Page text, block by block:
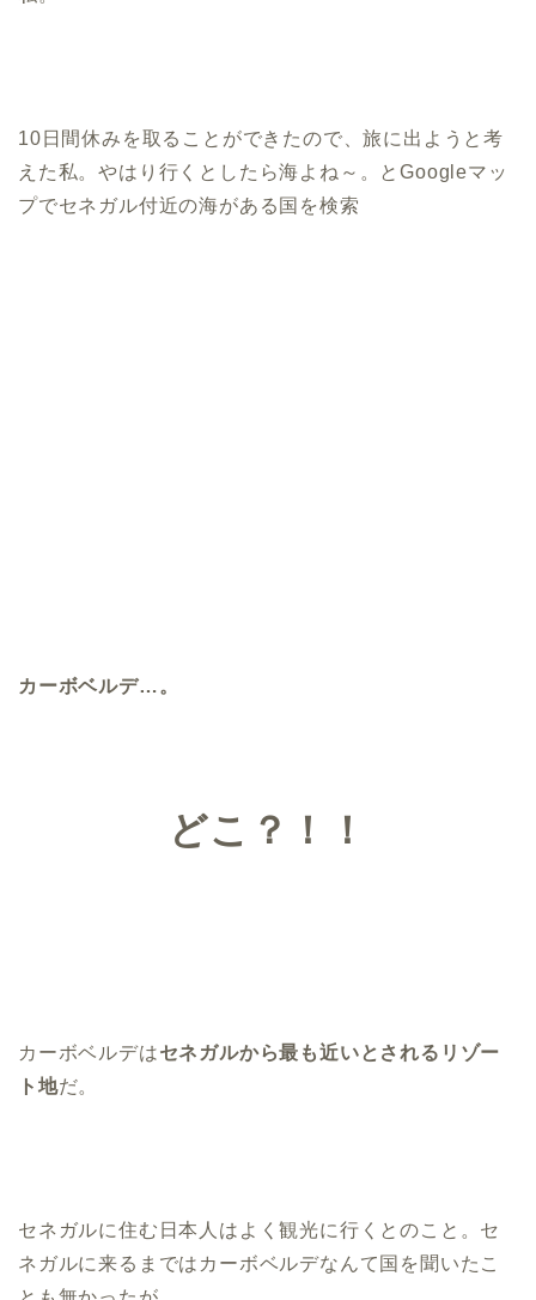
10日間休みを取ることができたので、旅に出ようと考
えた私。やはり行くとしたら海よね～。とGoogleマッ
プでセネガル付近の海がある国を検索
カーボベルデ…。
どこ？！！
カーボベルデはセネガルから最も近いとされるリゾー
ト地だ。
セネガルに住む日本人はよく観光に行くとのこと。セ
ネガルに来るまではカーボベルデなんて国を聞いたこ